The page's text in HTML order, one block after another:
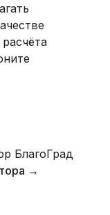
БлагоГрад
→